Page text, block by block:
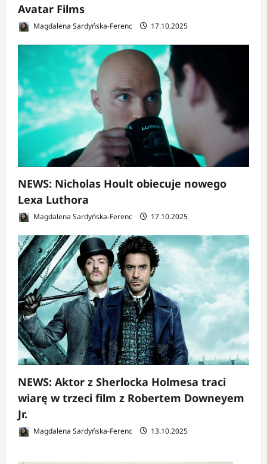
Avatar Films
Magdalena Sardyńska-Ferenc 17.10.2025
NEWS: Nicholas Hoult obiecuje nowego
Lexa Luthora
Magdalena Sardyńska-Ferenc 17.10.2025
NEWS: Aktor z Sherlocka Holmesa traci
wiarę w trzeci film z Robertem Downeyem
Jr.
Magdalena Sardyńska-Ferenc 13.10.2025